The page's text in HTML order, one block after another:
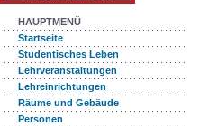
HAUPTMENÜ
Startseite
Studentisches Leben
Lehrveranstaltungen
Lehreinrichtungen
Räume und Gebäude
Personen